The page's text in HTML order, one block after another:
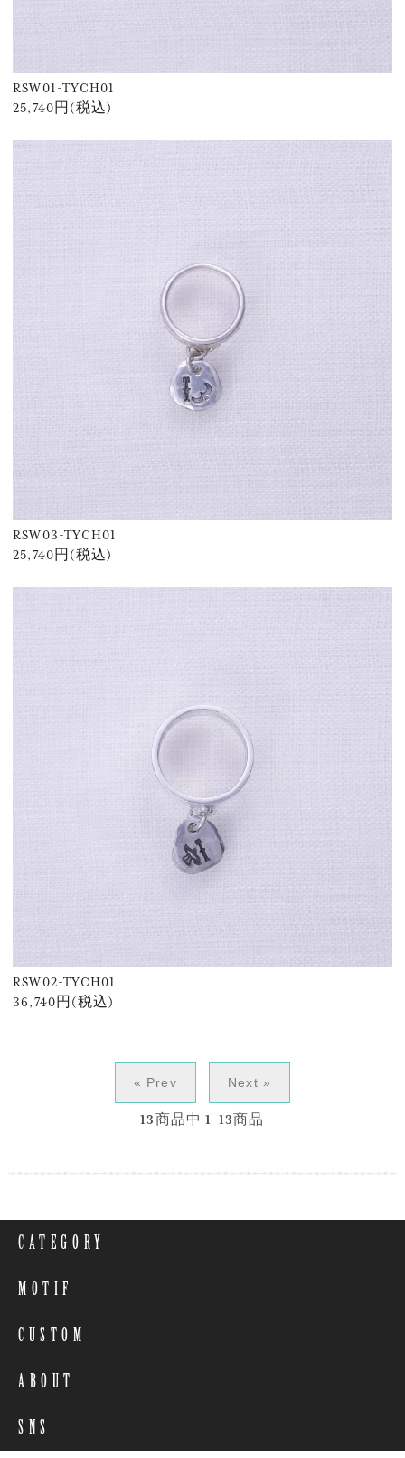
RSW01-TYCH01
25,740円(税込)
RSW03-TYCH01
25,740円(税込)
RSW02-TYCH01
36,740円(税込)
« Prev Next »
13 商品中 1-13商品
CATEGORY
MOTIF
CUSTOM
ABOUT
SNS